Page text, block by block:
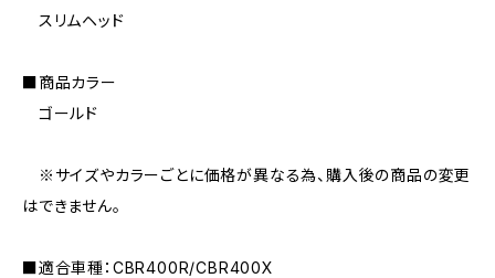
スリムヘッド
■商品カラー
ゴールド
※サイズやカラーごとに価格が異なる為、購入後の商品の変更
はできません。
■適合車種：CBR400R/CBR400X